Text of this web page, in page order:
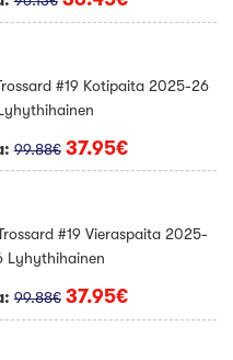
#19 Kotipaita 2025-26
99.88€ 37.95€
#19 Vieraspaita 2025-
Lyhythihainen
99.88€ 37.95€